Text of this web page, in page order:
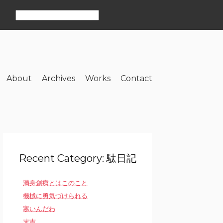
About Archives Works Contact
Recent Category: 駄日記
満身創痍とはこのこと
機械に勇気づけられる
寒いんだわ